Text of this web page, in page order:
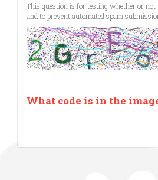
This question is for testing whether or
and to prevent automated spam
What code is in the